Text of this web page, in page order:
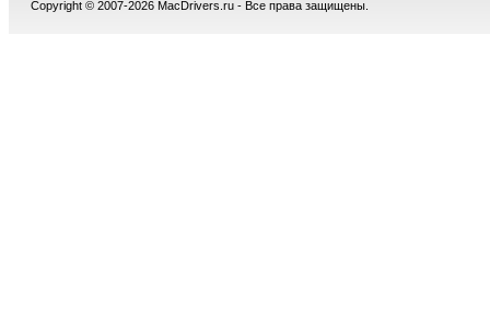
Copyright © 2007-2026 MacDrivers.ru - Все права защищены.